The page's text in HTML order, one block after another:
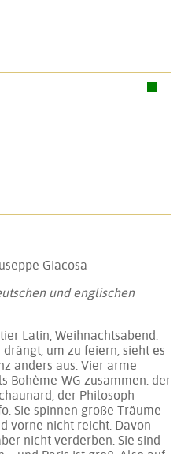
Giacosa
und englischen
Latin, Weihnachtsabend.
um zu feiern, sieht es
anders aus. Vier arme
Bohème-WG zusammen: der
der Philosoph
Sie spinnen große Träume –
vorne nicht reicht. Davon
nicht verderben. Sie sind